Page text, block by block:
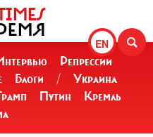
EN
Репрессии
Блоги /
Украина
Путин
Кремль